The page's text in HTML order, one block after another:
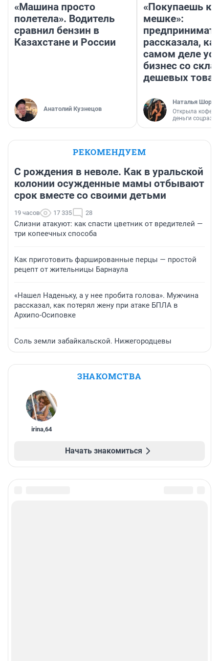
«Машина просто
полетела». Водитель
сравнил бензин в
Казахстане и России
Анатолий Кузнецов
«Покупаешь
мешке»:
рассказала,
самом деле
бизнес со
дешевых
Наталья
Открыла
деньги
РЕКОМЕНДУЕМ
С рождения в неволе. Как в уральской
колонии осужденные мамы отбывают
срок вместе со своими детьми
19 часов 17 335 28
Слизни атакуют: как спасти цветник от вредителей —
три копеечных способа
Как приготовить фаршированные перцы — простой
рецепт от жительницы Барнаула
«Нашел Наденьку, а у нее пробита голова». Мужчина
рассказал, как потерял жену при атаке БПЛА в
Архипо-Осиповке
Соль земли забайкальской. Нижегородцевы
ЗНАКОМСТВА
irina,64
Начать знакомиться